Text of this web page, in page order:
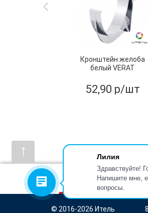
Лилия
Здравствуйте!
Напишите мне,
вопросы.
Кронштейн желоба
белый VERAT
52,90 р/шт
Как заказать
© 2016-2026 Итель
↑